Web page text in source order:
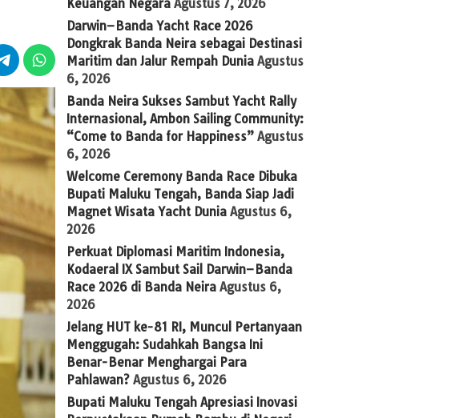
Keuangan Negara Agustus 7, 2026
Darwin–Banda Yacht Race 2026
Dongkrak Banda Neira sebagai Destinasi
Maritim dan Jalur Rempah Dunia Agustus
6, 2026
Banda Neira Sukses Sambut Yacht Rally
Internasional, Ambon Sailing Community:
“Come to Banda for Happiness” Agustus
6, 2026
Welcome Ceremony Banda Race Dibuka
Bupati Maluku Tengah, Banda Siap Jadi
Magnet Wisata Yacht Dunia Agustus 6,
2026
Perkuat Diplomasi Maritim Indonesia,
Kodaeral IX Sambut Sail Darwin–Banda
Race 2026 di Banda Neira Agustus 6,
2026
Jelang HUT ke-81 RI, Muncul Pertanyaan
Menggugah: Sudahkah Bangsa Ini
Benar-Benar Menghargai Para
Pahlawan? Agustus 6, 2026
Bupati Maluku Tengah Apresiasi Inovasi